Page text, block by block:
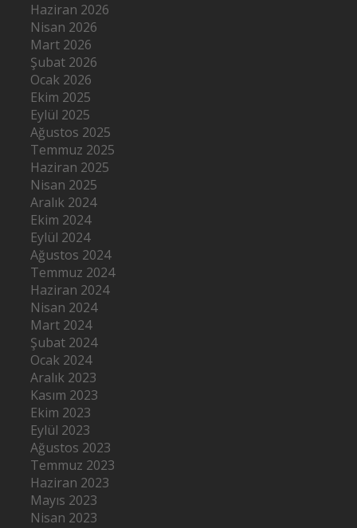
Haziran 2026
Nisan 2026
Mart 2026
Şubat 2026
Ocak 2026
Ekim 2025
Eylül 2025
Ağustos 2025
Temmuz 2025
Haziran 2025
Nisan 2025
Aralık 2024
Ekim 2024
Eylül 2024
Ağustos 2024
Temmuz 2024
Haziran 2024
Nisan 2024
Mart 2024
Şubat 2024
Ocak 2024
Aralık 2023
Kasım 2023
Ekim 2023
Eylül 2023
Ağustos 2023
Temmuz 2023
Haziran 2023
Mayıs 2023
Nisan 2023